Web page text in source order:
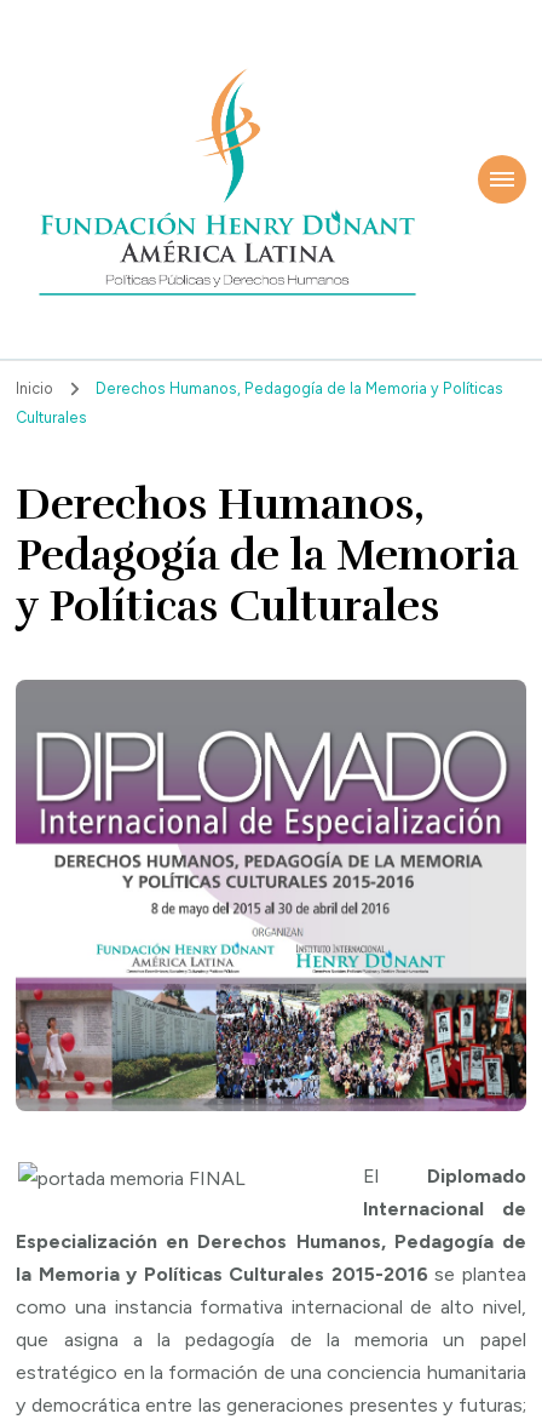
Henry
América Latina
Inicio
Derechos Humanos, Pedagogía de la Memoria y Políticas
Culturales
Derechos Humanos,
Pedagogía de la Memoria
y Políticas Culturales
El Diplomado
Internacional de
Especialización en Derechos Humanos, Pedagogía de
la Memoria y Políticas Culturales 2015-2016 se plantea
como una instancia formativa internacional de alto nivel,
que asigna a la pedagogía de la memoria un papel
estratégico en la formación de una conciencia humanitaria
y democrática entre las generaciones presentes y futuras;